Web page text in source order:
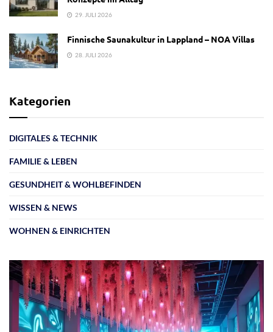
29. JULI 2026
Finnische Saunakultur in Lappland – NOA Villas
28. JULI 2026
Kategorien
DIGITALES & TECHNIK
FAMILIE & LEBEN
GESUNDHEIT & WOHLBEFINDEN
WISSEN & NEWS
WOHNEN & EINRICHTEN